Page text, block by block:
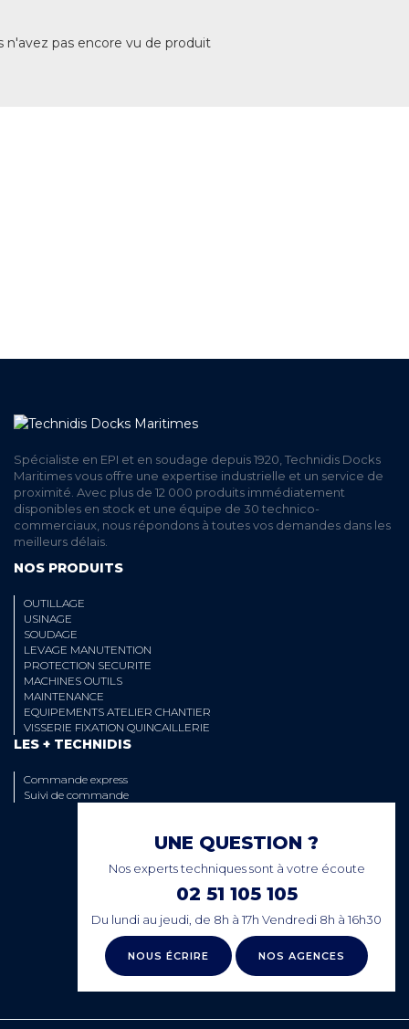
n'avez pas encore vu de produit
Spécialiste en EPI et en soudage depuis 1920, Technidis Docks
Maritimes vous offre une expertise industrielle et un service de
proximité. Avec plus de 12 000 produits immédiatement
disponibles en stock et une équipe de 30 technico-
commerciaux, nous répondons à toutes vos demandes dans les
meilleurs délais.
NOS PRODUITS
OUTILLAGE
USINAGE
SOUDAGE
LEVAGE MANUTENTION
PROTECTION SECURITE
MACHINES OUTILS
MAINTENANCE
EQUIPEMENTS ATELIER CHANTIER
VISSERIE FIXATION QUINCAILLERIE
LES + TECHNIDIS
Commande express
Suivi de commande
UNE QUESTION ?
Nos experts techniques sont à votre écoute
02 51 105 105
Du lundi au jeudi, de 8h à 17h Vendredi 8h à 16h30
NOUS ÉCRIRE NOS AGENCES